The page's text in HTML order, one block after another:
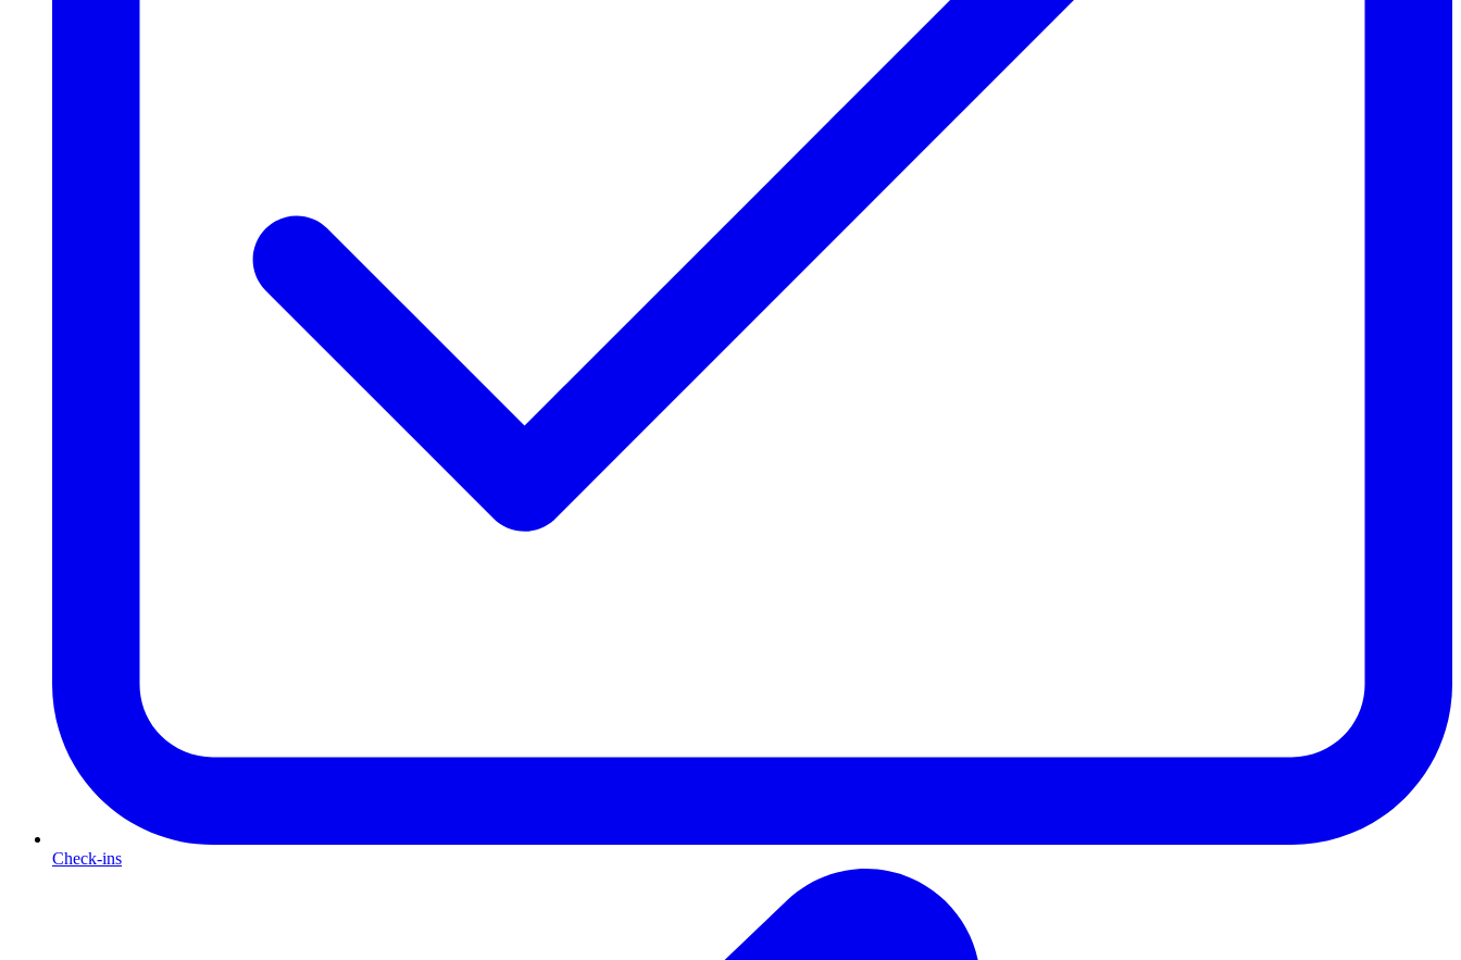
Check-ins